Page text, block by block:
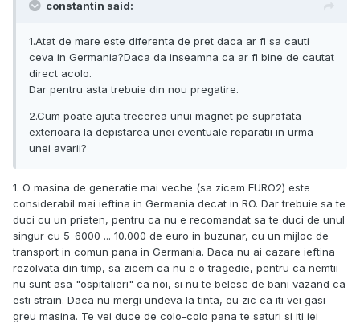
constantin said:
1.Atat de mare este diferenta de pret daca ar fi sa cauti
ceva in Germania?Daca da inseamna ca ar fi bine de cautat
direct acolo.
Dar pentru asta trebuie din nou pregatire.
2.Cum poate ajuta trecerea unui magnet pe suprafata
exterioara la depistarea unei eventuale reparatii in urma
unei avarii?
1. O masina de generatie mai veche (sa zicem EURO2) este
considerabil mai ieftina in Germania decat in RO. Dar trebuie sa te
duci cu un prieten, pentru ca nu e recomandat sa te duci de unul
singur cu 5-6000 ... 10.000 de euro in buzunar, cu un mijloc de
transport in comun pana in Germania. Daca nu ai cazare ieftina
rezolvata din timp, sa zicem ca nu e o tragedie, pentru ca nemtii
nu sunt asa "ospitalieri" ca noi, si nu te belesc de bani vazand ca
esti strain. Daca nu mergi undeva la tinta, eu zic ca iti vei gasi
greu masina. Te vei duce de colo-colo pana te saturi si iti iei